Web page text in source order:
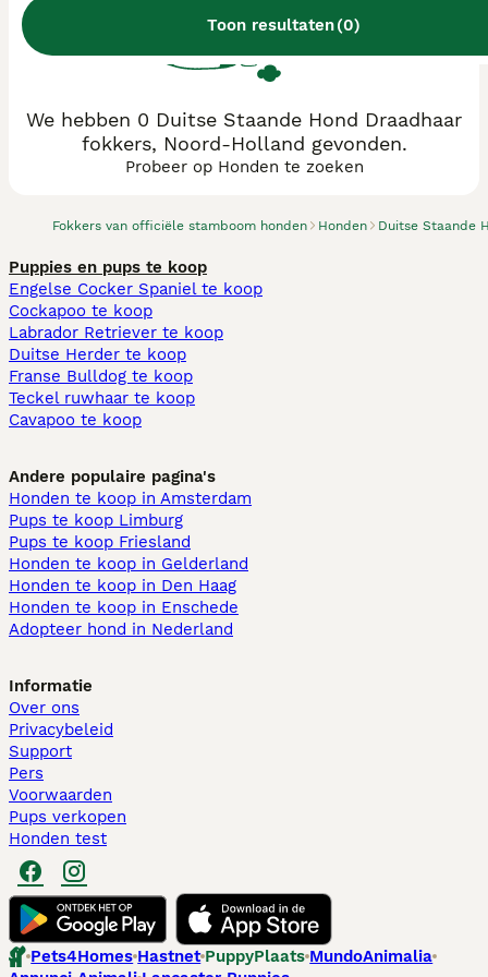
Toon resultaten(0)
Fokkers van officiële stamboom honden Honden Duitse Staande
We hebben 0 Duitse Staande Hond Draadhaar
fokkers, Noord-Holland gevonden.
Probeer op Honden te zoeken
Puppies en pups te koop
Engelse Cocker Spaniel te koop
Cockapoo te koop
Labrador Retriever te koop
Duitse Herder te koop
Franse Bulldog te koop
Teckel ruwhaar te koop
Cavapoo te koop
Andere populaire pagina's
Honden te koop in Amsterdam
Pups te koop Limburg​
Pups te koop Friesland​
Honden te koop in Gelderland
Honden te koop in Den Haag
Honden te koop in Enschede
Adopteer hond in Nederland
Informatie
Over ons
Privacybeleid
Support
Pers
Voorwaarden
Pups verkopen
Honden test
Pets4Homes Hastnet PuppyPlaats MundoAnimalia